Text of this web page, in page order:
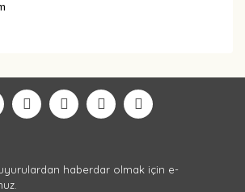
Yorum Yaz
haberdar olmak için e-